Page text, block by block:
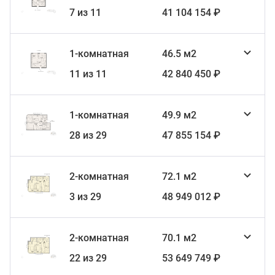
7 из 11 41 104 154 ₽
1-комнатная
46.5 м2
11 из 11
42 840 450 ₽
1-комнатная
49.9 м2
28 из 29
47 855 154 ₽
2-комнатная
72.1 м2
3 из 29
48 949 012 ₽
2-комнатная
70.1 м2
22 из 29
53 649 749 ₽